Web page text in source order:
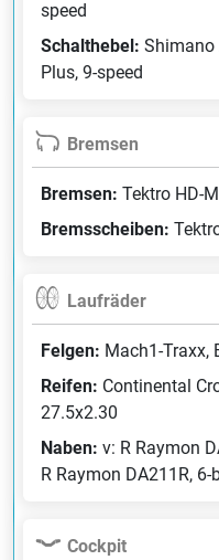
speed
Schalthebel: Shimano
Plus, 9-speed
Bremsen
Bremsen: Tektro HD-
Bremsscheiben:
Laufräder
Felgen: Mach1-Traxx,
Reifen: Continental
27.5x2.30
Naben: v: R Raymon
R Raymon DA211R,
Cockpit